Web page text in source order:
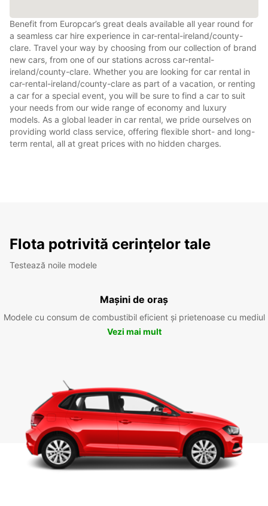
Benefit from Europcar’s great deals available all year round for
a seamless car hire experience in car-rental-ireland/county-
clare. Travel your way by choosing from our collection of brand
new cars, from one of our stations across car-rental-
ireland/county-clare. Whether you are looking for car rental in
car-rental-ireland/county-clare as part of a vacation, or renting
a car for a special event, you will be sure to find a car to suit
your needs from our wide range of economy and luxury
models. As a global leader in car rental, we pride ourselves on
providing world class service, offering flexible short- and long-
term rental, all at great prices with no hidden charges.
Flota potrivită cerințelor tale
Testează noile modele
Mașini de oraș
Modele cu consum de combustibil eficient și prietenoase cu mediul
Vezi mai mult